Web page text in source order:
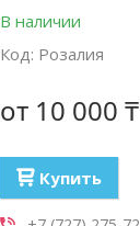
В наличии
Код: Розалия
от 10 000 ₸
Купить